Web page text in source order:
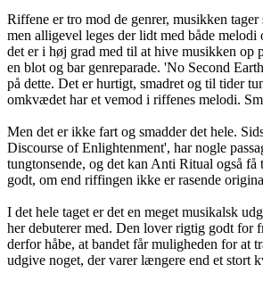
Riffene er tro mod de genrer, musikken
men alligevel leges der lidt med både
det er i høj grad med til at hive musikken op
en blot og bar genreparade. 'No Second
på dette. Det er hurtigt, smadret og til tider
omkvædet har et vemod i riffenes melodi.
Men det er ikke fart og smadder det hele.
Discourse of Enlightenment', har nogle
tungtonsende, og det kan Anti Ritual også få
godt, om end riffingen ikke er rasende
I det hele taget er det en meget musikalsk
her debuterer med. Den lover rigtig godt for
derfor håbe, at bandet får muligheden for at
udgive noget, der varer længere end et stort